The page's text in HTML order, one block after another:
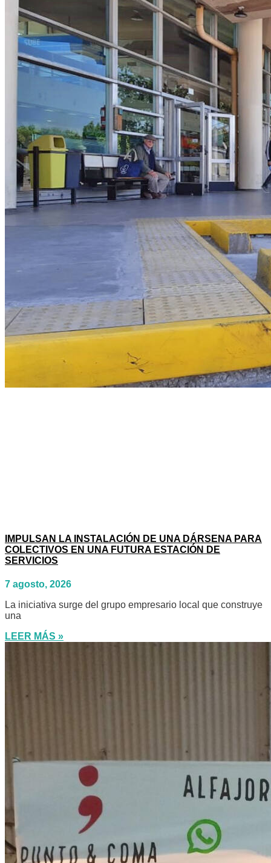
IMPULSAN LA INSTALACIÓN DE UNA DÁRSENA PARA
COLECTIVOS EN UNA FUTURA ESTACIÓN DE
SERVICIOS
7 agosto, 2026
La iniciativa surge del grupo empresario local que construye
una
LEER MÁS »